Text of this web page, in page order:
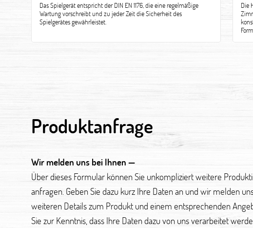
Das Spielgerät entspricht der DIN EN 1176, die eine regelmäßige
Wartung vorschreibt und zu jeder Zeit die Sicherheit des
Spielgerätes gewährleistet.
Die
Produktanfrage
Wir melden uns bei Ihnen —
Über dieses Formular können Sie unkompliziert weitere
anfragen. Geben Sie dazu kurz Ihre Daten an und wir melden
weiteren Details zum Produkt und einem entsprechenden
Sie zur Kenntnis, dass Ihre Daten dazu von uns verarbeitet